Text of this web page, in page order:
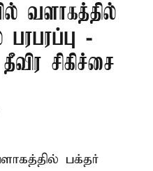
வளாகத்தில்
பரபரப்பு -
சிகிச்சை
பக்தர்